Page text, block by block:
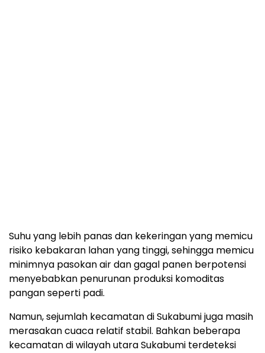
Suhu yang lebih panas dan kekeringan yang memicu
risiko kebakaran lahan yang tinggi, sehingga memicu
minimnya pasokan air dan gagal panen berpotensi
menyebabkan penurunan produksi komoditas
pangan seperti padi.
Namun, sejumlah kecamatan di Sukabumi juga masih
merasakan cuaca relatif stabil. Bahkan beberapa
kecamatan di wilayah utara Sukabumi terdeteksi